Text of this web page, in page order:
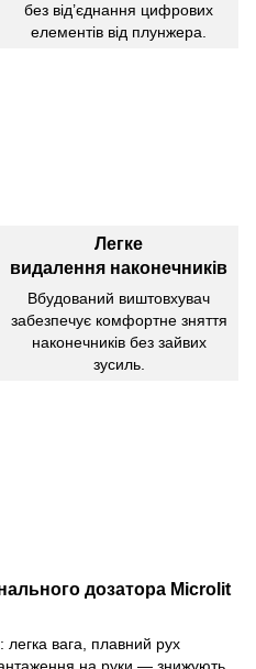
без від’єднання цифрових
елементів від плунжера.
Легке
видалення наконечників
Вбудований виштовхувач
забезпечує комфортне зняття
наконечників без зайвих
зусиль.
дозатора Microlit
: легка вага, плавний рух
на руки — знижують